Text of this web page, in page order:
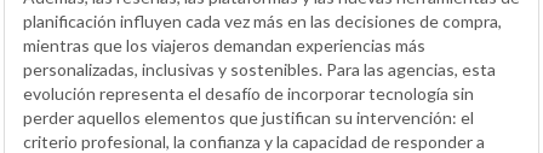
planificación influyen cada vez más en las decisiones de compra,
mientras que los viajeros demandan experiencias más
personalizadas, inclusivas y sostenibles. Para las agencias, esta
evolución representa el desafío de incorporar tecnología sin
perder aquellos elementos que justifican su intervención: el
criterio profesional, la confianza y la capacidad de responder a